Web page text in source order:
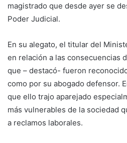
magistrado que desde ayer se
Poder Judicial.
En su alegato, el titular del
en relación a las consecuencias
que – destacó- fueron
como por su abogado defensor.
que ello trajo aparejado
más vulnerables de la sociedad
a reclamos laborales.